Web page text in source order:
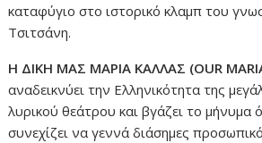
καταφύγιο στο ιστορικό κλαμπ του
Τσιτσάνη.
Η ΔΙΚΗ ΜΑΣ ΜΑΡΙΑ ΚΑΛΛΑΣ (OUR
αναδεικνύει την Ελληνικότητα της
λυρικού θεάτρου και βγάζει το μήνυμα
συνεχίζει να γεννά διάσημες